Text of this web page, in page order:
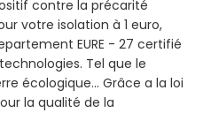
contre la précarité
votre isolation à 1 euro,
EURE - 27 certifié
Tel que le
écologique... Grâce a la loi
la qualité de la